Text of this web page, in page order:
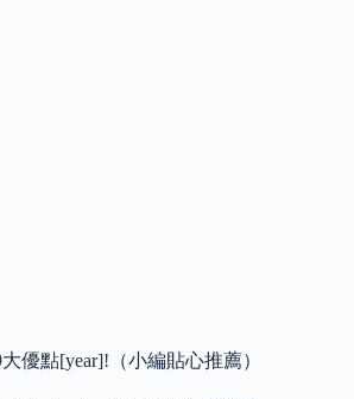
優點[year]!（小編貼心推薦）